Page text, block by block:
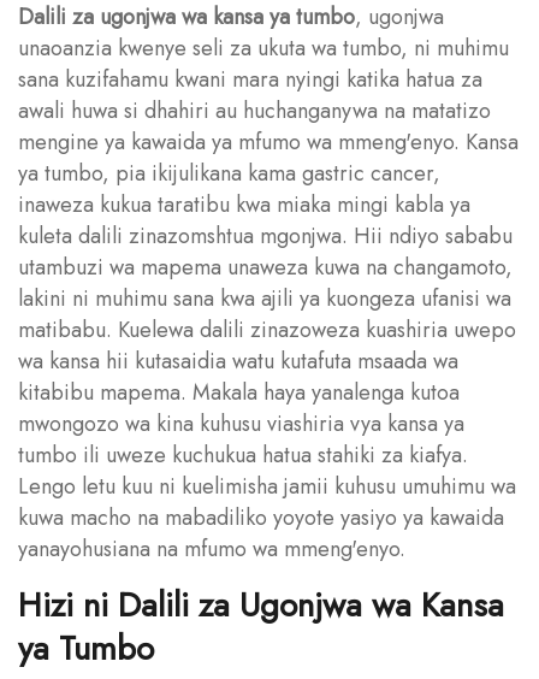
Dalili za ugonjwa wa kansa ya tumbo, ugonjwa
unaoanzia kwenye seli za ukuta wa tumbo, ni muhimu
sana kuzifahamu kwani mara nyingi katika hatua za
awali huwa si dhahiri au huchanganywa na matatizo
mengine ya kawaida ya mfumo wa mmeng'enyo. Kansa
ya tumbo, pia ikijulikana kama gastric cancer,
inaweza kukua taratibu kwa miaka mingi kabla ya
kuleta dalili zinazomshtua mgonjwa. Hii ndiyo sababu
utambuzi wa mapema unaweza kuwa na changamoto,
lakini ni muhimu sana kwa ajili ya kuongeza ufanisi wa
matibabu. Kuelewa dalili zinazoweza kuashiria uwepo
wa kansa hii kutasaidia watu kutafuta msaada wa
kitabibu mapema. Makala haya yanalenga kutoa
mwongozo wa kina kuhusu viashiria vya kansa ya
tumbo ili uweze kuchukua hatua stahiki za kiafya.
Lengo letu kuu ni kuelimisha jamii kuhusu umuhimu wa
kuwa macho na mabadiliko yoyote yasiyo ya kawaida
yanayohusiana na mfumo wa mmeng'enyo.
Hizi ni Dalili za Ugonjwa wa Kansa
ya Tumbo